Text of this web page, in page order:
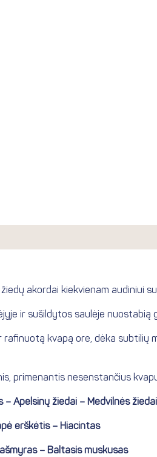
akordai kiekvienam audiniui
ir sušildytos saulėje nuostabią
rafinuotą kvapą ore, dėka subtilių
primenantis nesenstančius
– Apelsinų žiedai – Medvilnės žiedai
erškėtis – Hiacintas
– Baltasis muskusas